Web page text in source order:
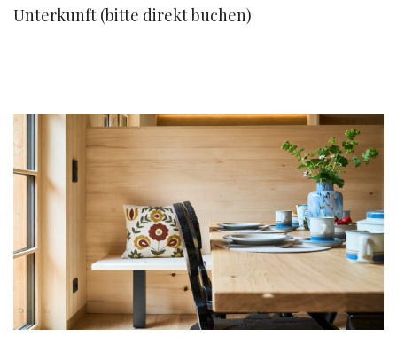
Unterkunft (bitte direkt buchen)